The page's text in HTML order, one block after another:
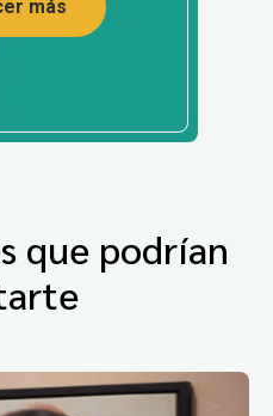
más
que podrían